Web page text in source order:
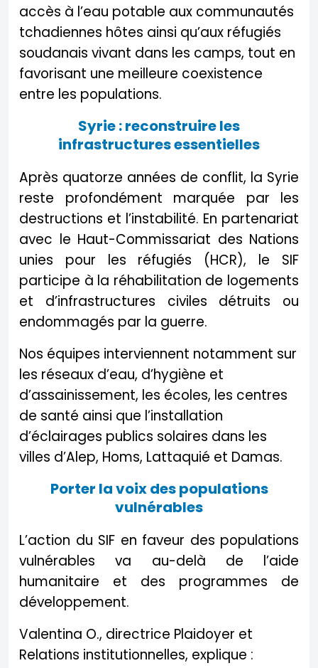
accès à l’eau potable aux communautés
tchadiennes hôtes ainsi qu’aux réfugiés
soudanais vivant dans les camps, tout en
favorisant une meilleure coexistence
entre les populations.
Syrie : reconstruire les
infrastructures essentielles
Après quatorze années de conflit, la Syrie
reste profondément marquée par les
destructions et l’instabilité. En partenariat
avec le Haut-Commissariat des Nations
unies pour les réfugiés (HCR), le SIF
participe à la réhabilitation de logements
et d’infrastructures civiles détruits ou
endommagés par la guerre.
Nos équipes interviennent notamment sur
les réseaux d’eau, d’hygiène et
d’assainissement, les écoles, les centres
de santé ainsi que l’installation
d’éclairages publics solaires dans les
villes d’Alep, Homs, Lattaquié et Damas.
Porter la voix des populations
vulnérables
L’action du SIF en faveur des populations
vulnérables va au-delà de l’aide
humanitaire et des programmes de
développement.
Valentina O., directrice Plaidoyer et
Relations institutionnelles, explique :